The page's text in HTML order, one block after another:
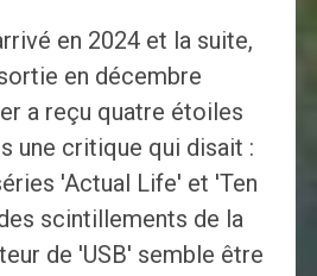
en 2024 et la suite,
en décembre
a reçu quatre étoiles
une critique qui disait :
'Actual Life' et 'Ten
scintillements de la
de 'USB' semble être